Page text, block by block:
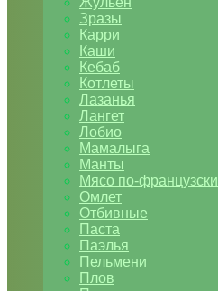
Зразы
Карри
Каши
Кебаб
Котлеты
Лазанья
Лангет
Лобио
Мамалыга
Манты
Мясо по-французски
Омлет
Отбивные
Паста
Паэлья
Пельмени
Плов